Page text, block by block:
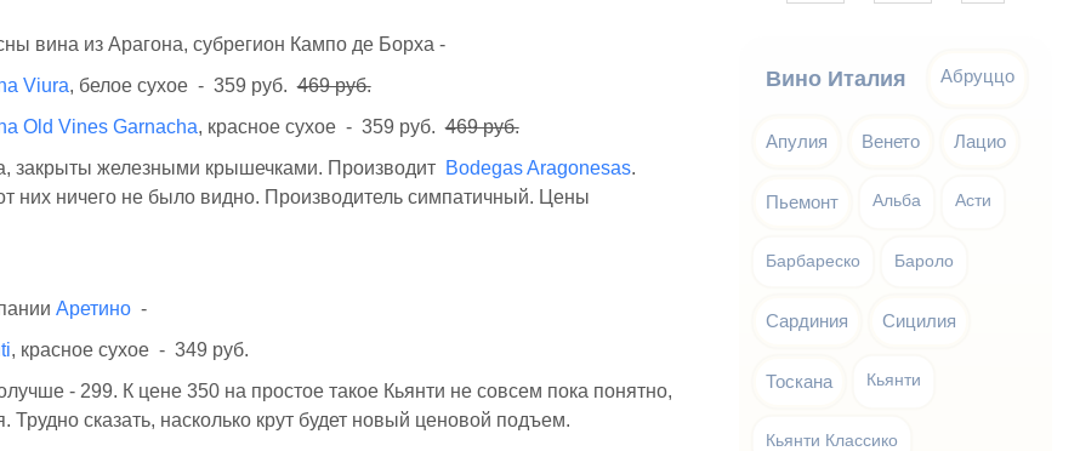
вина из Арагона, субрегион Кампо де Борха -
Viura, белое сухое - 359 руб.469 руб.
Old Vines Garnacha, красное сухое - 359 руб.469 руб.
закрыты железными крышечками. Производит Bodegas Aragonesas.
них ничего не было видно. Производитель симпатичный. Цены
Аретино-
, красное сухое - 349 руб.
- 299. К цене 350 на простое такое Кьянти не совсем пока понятно,
Трудно сказать, насколько крут будет новый ценовой подъем.
Вино Италия Абруццо
Апулия Венето Лацио
Пьемонт Альба Асти
Барбареско Бароло
Сардиния Сицилия
Тоскана Кьянти
Кьянти Классико